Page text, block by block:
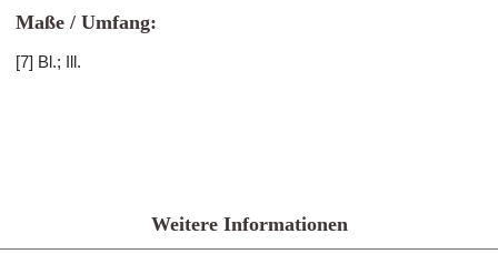
Maße / Umfang:
[7] Bl.; Ill.
Weitere Informationen